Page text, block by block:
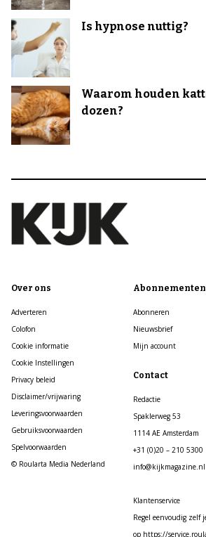
Is hypnose nuttig?
Waarom houden
dozen?
Over ons
Adverteren
Colofon
Cookie informatie
Cookie Instellingen
Privacy beleid
Disclaimer/vrijwaring
Leveringsvoorwaarden
Gebruiksvoorwaarden
Spelvoorwaarden
© Roularta Media Nederland
Abonnementen
Abonneren
Nieuwsbrief
Mijn account
Contact
Redactie
Spaklerweg 53
1114 AE Amsterdam
+31 (0)20 – 210 5300
info@kijkmagazine.nl
Klantenservice
Regel eenvoudig zelf
op https://